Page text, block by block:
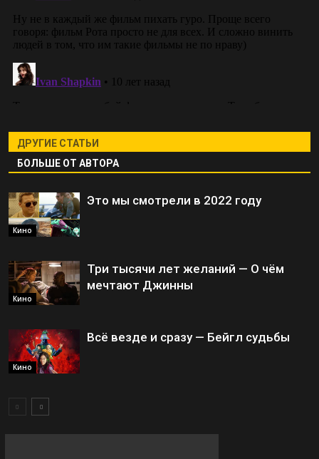
ДРУГИЕ СТАТЬИ
БОЛЬШЕ ОТ АВТОРА
Кино
Это мы смотрели в 2022 году
Кино
Три тысячи лет желаний — О чём
мечтают Джинны
Кино
Всё везде и сразу — Бейгл судьбы